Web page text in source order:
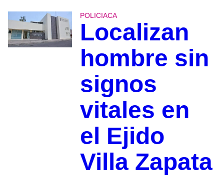
POLICIACA
Localizan
hombre sin
signos
vitales en
el Ejido
Villa Zapata